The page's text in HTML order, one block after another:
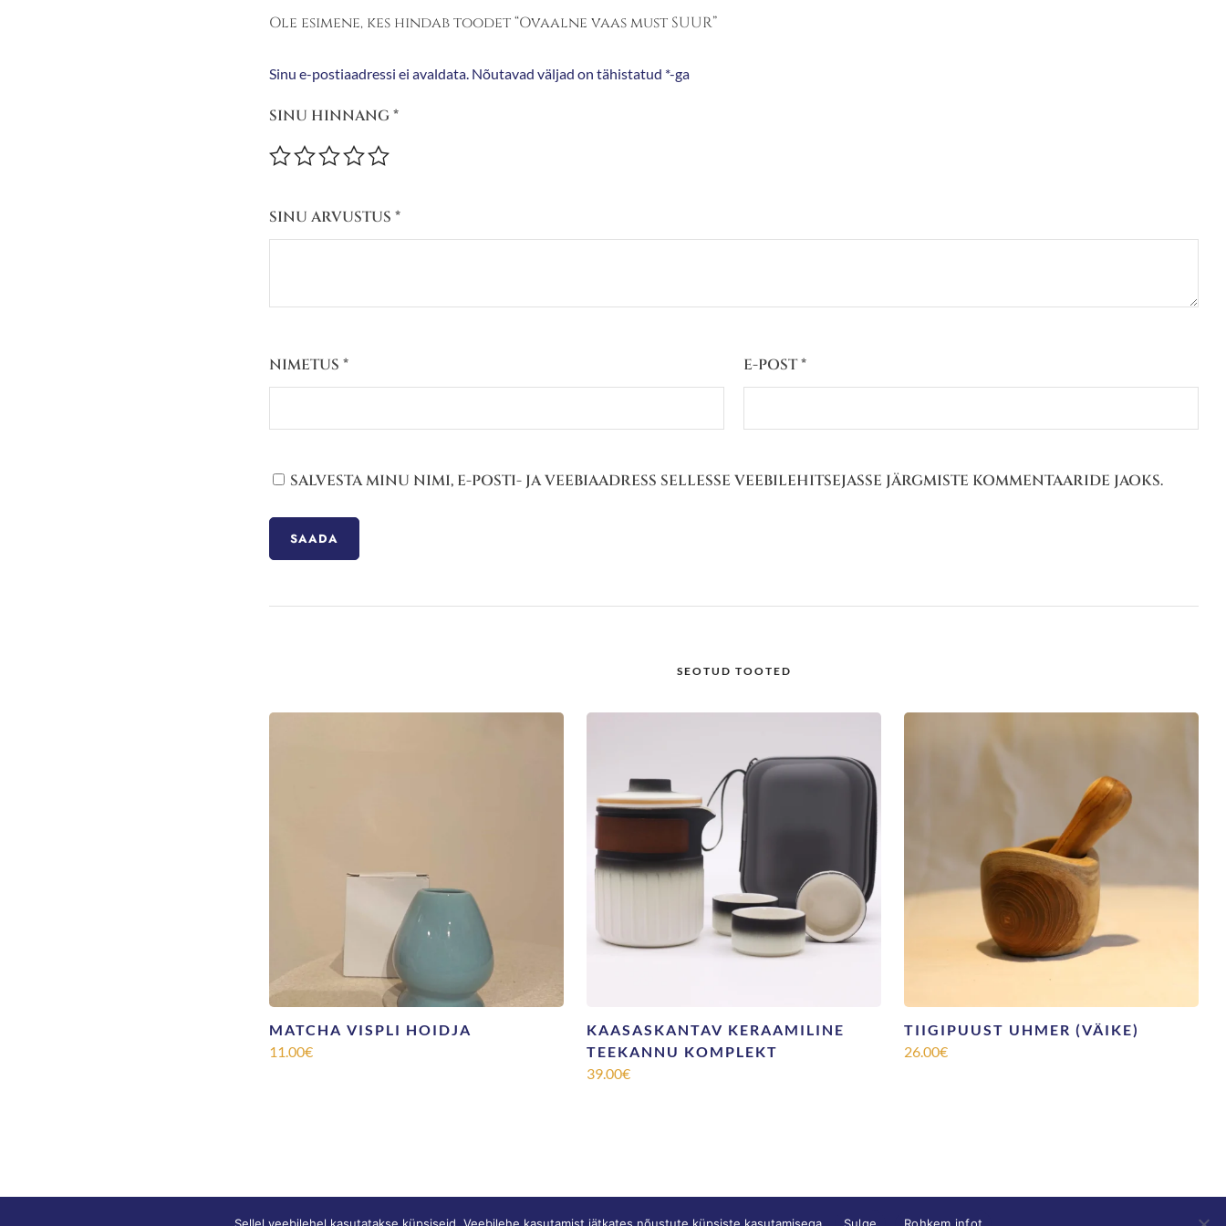
Ole esimene, kes hindab toodet “Ovaalne vaas must SUUR”
Sinu e-postiaadressi ei avaldata. Nõutavad väljad on tähistatud *-ga
SINU HINNANG*
SINU ARVUSTUS *
NIMETUS * E-POST*
SALVESTA MINU NIMI, E-POSTI- JA VEEBIAADRESS SELLESSE VEEBILEHITSEJASSE JÄRGMISTE KOMMENTAARIDE JAOKS.
SEOTUD TOOTED
MATCHA VISPLI HOIDJA
11.00€
KAASASKANTAV KERAAMILINE
TEEKANNU KOMPLEKT
39.00€
TIIGIPUUST UHMER (VÄIKE)
26.00€